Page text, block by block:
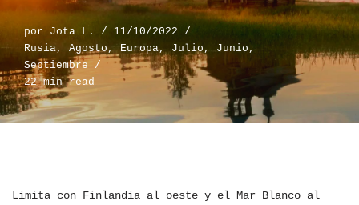
por Jota L.
11/10/2022
Rusia, Agosto,Europa, Julio, Junio ,
Septiembre
22 min read
Limita con Finlandia al oeste y el Mar Blanco al